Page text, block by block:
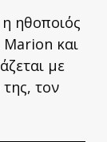
ηθοποιός
Marion και
με
τον